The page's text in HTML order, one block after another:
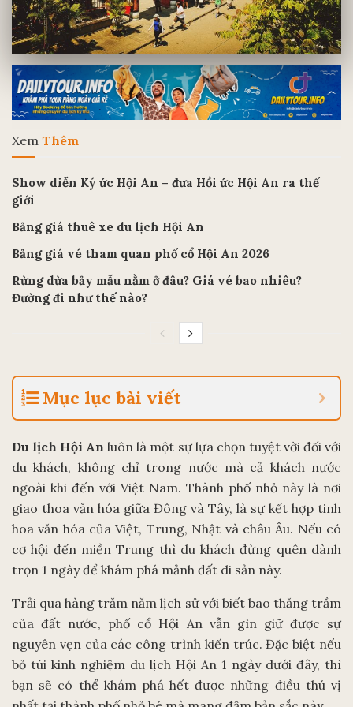
Xem Thêm
Show diễn Ký ức Hội An – đưa Hồi ức Hội An ra thế
giới
Bảng giá thuê xe du lịch Hội An
Bảng giá vé tham quan phố cổ Hội An 2026
Rừng dừa bảy mẫu nằm ở đâu? Giá vé bao nhiêu?
Đường đi như thế nào?
Mục lục bài viết
Du lịch Hội Anluôn là một sự lựa chọn tuyệt vời đối với
du khách, không chỉ trong nước mà cả khách nước
ngoài khi đến với Việt Nam. Thành phố nhỏ này là nơi
giao thoa văn hóa giữa Đông và Tây, là sự kết hợp tinh
hoa văn hóa của Việt, Trung, Nhật và châu Âu. Nếu có
cơ hội đến miền Trung thì du khách đừng quên dành
trọn 1 ngày để khám phá mảnh đất di sản này.
Trải qua hàng trăm năm lịch sử với biết bao thăng trầm
của đất nước, phố cổ Hội An vẫn gìn giữ được sự
nguyên vẹn của các công trình kiến trúc. Đặc biệt nếu
bỏ túi kinh nghiệm du lịch Hội An 1 ngày dưới đây, thì
bạn sẽ có thể khám phá hết được những điều thú vị